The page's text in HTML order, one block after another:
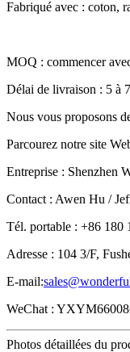
Fabriqué avec : coton,
MOQ : commencer
Délai de livraison : 5 à
Nous vous proposons
Parcourez notre site
Entreprise : Shenzhen
Contact : Awen Hu /
Tél. portable : +86 180
Adresse : 104 3/F,
E-mail:
WeChat :
Photos détaillées du